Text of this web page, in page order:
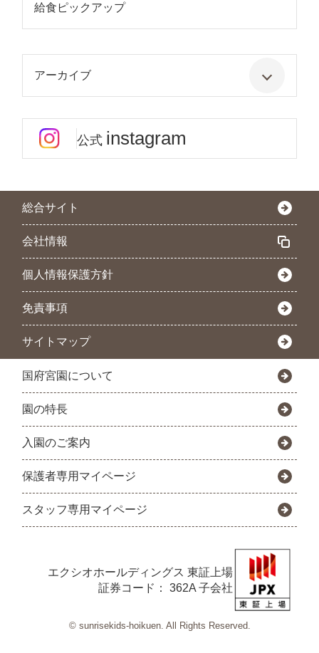
給食ピックアップ
アーカイブ
公式 instagram
総合サイト
会社情報
個人情報保護方針
免責事項
サイトマップ
国府宮園について
園の特長
入園のご案内
保護者専用マイページ
スタッフ専用マイページ
エクシオホールディングス 東証上場
証券コード： 362A 子会社
© sunrisekids-hoikuen. All Rights Reserved.